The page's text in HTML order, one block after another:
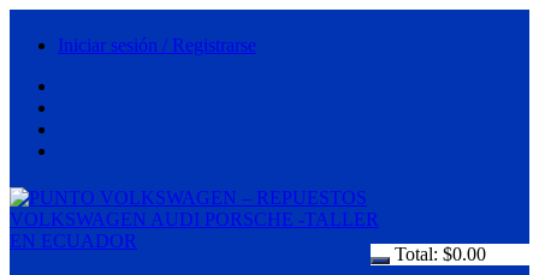
Iniciar sesión / Registrarse
Total: $0.00